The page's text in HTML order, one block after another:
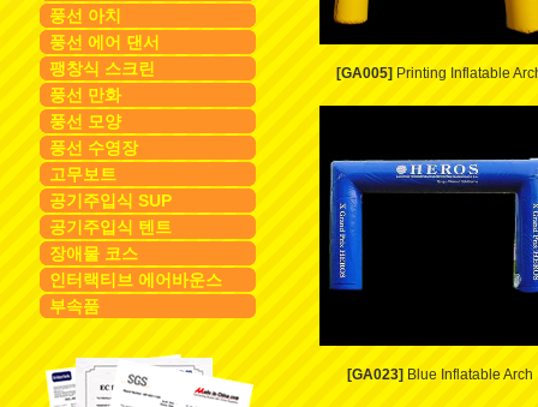
풍선 아치
풍선 에어 댄서
팽창식 스크린
풍선 만화
풍선 모양
풍선 수영장
고무보트
공기주입식 SUP
공기주입식 텐트
장애물 코스
인터랙티브 에어바운스
부속품
[GA005] Printing Inflatable
[GA023] Blue Inflatable Arch